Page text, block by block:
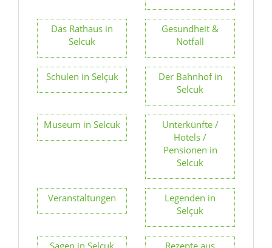
Das Rathaus in
Selcuk
Gesundheit &
Notfall
Schulen in Selçuk
Der Bahnhof in
Selcuk
Museum in Selcuk
Unterkünfte /
Hotels /
Pensionen in
Selcuk
Veranstaltungen
Legenden in
Selçuk
Sagen in Selçuk
Rezepte aus